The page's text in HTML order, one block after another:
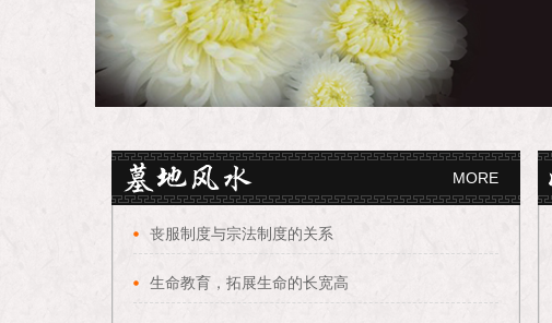
MORE
丧服制度与宗法制度的关系
生命教育，拓展生命的长宽高